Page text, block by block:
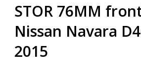
STOR 76MM
Nissan Navara
2015